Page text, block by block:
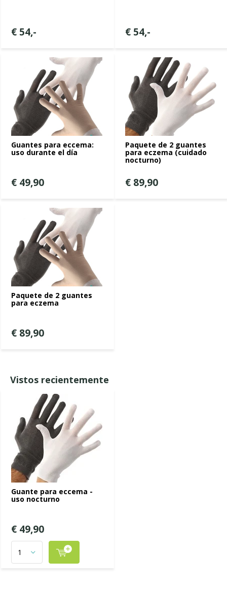
€ 54,- € 54,-
Guantes para eccema:
uso durante el día
€ 49,90
Paquete de 2 guantes
para eczema (cuidado
nocturno)
€ 89,90
Paquete de 2 guantes
para eczema
€ 89,90
Vistos recientemente
Guante para eccema -
uso nocturno
€ 49,90